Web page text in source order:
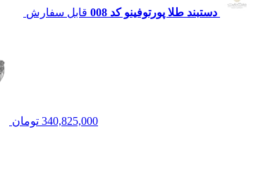
دستبند طلا پورتوفينو کد 008 قابل سفارش
340,825,000 تومان